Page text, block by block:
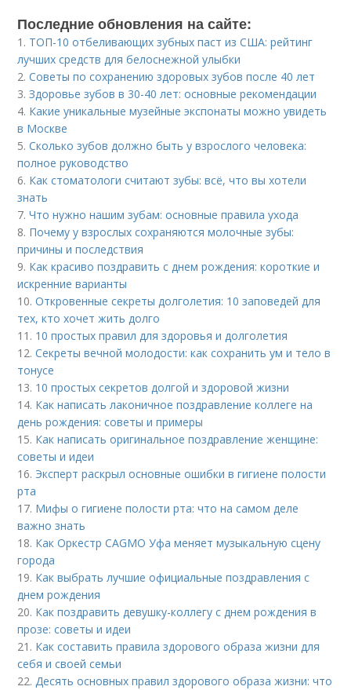
Последние обновления на сайте:
1. ТОП-10 отбеливающих зубных паст из США: рейтинг
лучших средств для белоснежной улыбки
2.Советы по сохранению здоровых зубов после 40 лет
3.Здоровье зубов в 30-40 лет: основные рекомендации
4. Какие уникальные музейные экспонаты можно увидеть
в Москве
5.Сколько зубов должно быть у взрослого человека:
полное руководство
6. Как стоматологи считают зубы: всё, что вы хотели
знать
7.Что нужно нашим зубам: основные правила ухода
8. Почему у взрослых сохраняются молочные зубы:
причины и последствия
9. Как красиво поздравить с днем рождения: короткие и
искренние варианты
10.Откровенные секреты долголетия: 10 заповедей для
тех, кто хочет жить долго
11. 10 простых правил для здоровья и долголетия
12.Секреты вечной молодости: как сохранить ум и тело в
тонусе
13. 10 простых секретов долгой и здоровой жизни
14. Как написать лаконичное поздравление коллеге на
день рождения: советы и примеры
15. Как написать оригинальное поздравление женщине:
советы и идеи
16. Эксперт раскрыл основные ошибки в гигиене полости
рта
17. Мифы о гигиене полости рта: что на самом деле
важно знать
18. Как Оркестр CAGMO Уфа меняет музыкальную сцену
города
19. Как выбрать лучшие официальные поздравления с
днем рождения
20. Как поздравить девушку-коллегу с днем рождения в
прозе: советы и идеи
21. Как составить правила здорового образа жизни для
себя и своей семьи
22.Десять основных правил здорового образа жизни: что